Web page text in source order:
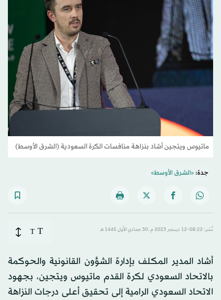
ماتيوس ويتجين أشاد بنزاهة منافسات الكرة السعودية (الشرق الأوسط)
جدة:«الشرق الأوسط»
نُشر: 08:22-12 ديسمبر 2023 م ـ 30 جمادي الأول 1445 هـ T
T
أشاد المدير المكلف بإدارة الشؤون القانونية والحوكمة
بالاتحاد السعودي لكرة القدم ماتيوس ويتجين، بجهود
الاتحاد السعودي الرامية إلى تحقيق أعلى درجات النزاهة